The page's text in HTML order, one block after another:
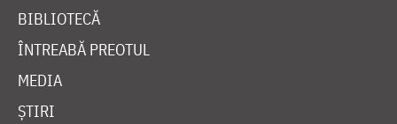
BIBLIOTECĂ
ÎNTREABĂ PREOTUL
MEDIA
ȘTIRI